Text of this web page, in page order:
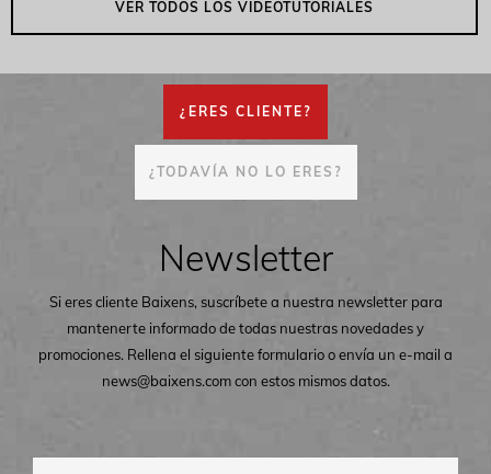
VER TODOS LOS VIDEOTUTORIALES
¿ERES CLIENTE?
¿TODAVÍA NO LO ERES?
Newsletter
Si eres cliente Baixens, suscríbete a nuestra newsletter para
mantenerte informado de todas nuestras novedades y
promociones. Rellena el siguiente formulario o envía un e-mail a
news@baixens.com con estos mismos datos.